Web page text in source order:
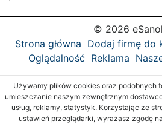
© 2026
Strona główna Dodaj firmę do
Oglądalność Reklama
Używamy plików cookies oraz podobnych
umieszczanie naszym zewnętrznym
usług, reklamy, statystyk. Korzystając ze
ustawień przeglądarki, wyrażasz zgodę